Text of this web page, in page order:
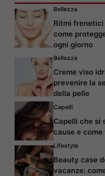
Bellezza
Ritmi frenetici
come
ogni giorno
Bellezza
Creme viso
prevenire la
della pelle
Capelli
Capelli che si
cause e
Lifestyle
Beauty case
vacanze: